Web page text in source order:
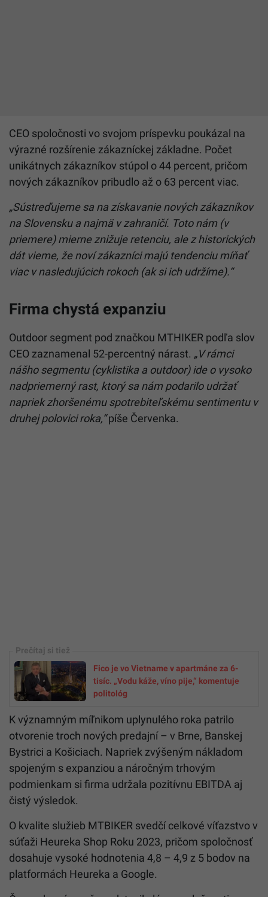
CEO spoločnosti vo svojom príspevku poukázal na
výrazné rozšírenie zákazníckej základne. Počet
unikátnych zákazníkov stúpol o 44 percent, pričom
nových zákazníkov pribudlo až o 63 percent viac.
„Sústreďujeme sa na získavanie nových zákazníkov
na Slovensku a najmä v zahraničí. Toto nám (v
priemere) mierne znižuje retenciu, ale z historických
dát vieme, že noví zákazníci majú tendenciu míňať
viac v nasledujúcich rokoch (ak si ich udržíme).“
Firma chystá expanziu
Outdoor segment pod značkou MTHIKER podľa slov
CEO zaznamenal 52-percentný nárast. „V rámci
nášho segmentu (cyklistika a outdoor) ide o vysoko
nadpriemerný rast, ktorý sa nám podarilo udržať
napriek zhoršenému spotrebiteľskému sentimentu v
druhej polovici roka,“píše Červenka.
Fico je vo Vietname v apartmáne za 6-
tisíc. „Vodu káže, víno pije,“ komentuje
politológ
K významným míľnikom uplynulého roka patrilo
otvorenie troch nových predajní – v Brne, Banskej
Bystrici a Košiciach. Napriek zvýšeným nákladom
spojeným s expanziou a náročným trhovým
podmienkam si firma udržala pozitívnu EBITDA aj
čistý výsledok.
O kvalite služieb MTBIKER svedčí celkové víťazstvo v
súťaži Heureka Shop Roku 2023, pričom spoločnosť
dosahuje vysoké hodnotenia 4,8 – 4,9 z 5 bodov na
platformách Heureka a Google.